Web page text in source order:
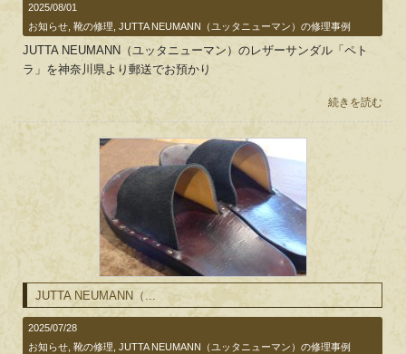
2025/08/01
お知らせ ,靴の修理 ,JUTTA NEUMANN（ユッタニューマン）の修理事例
JUTTA NEUMANN（ユッタニューマン）のレザーサンダル「ペト
ラ」を神奈川県より郵送でお預かり
続きを読む
JUTTA NEUMANN（...
2025/07/28
お知らせ ,靴の修理 ,JUTTA NEUMANN（ユッタニューマン）の修理事例